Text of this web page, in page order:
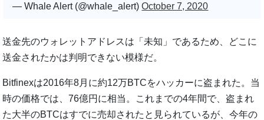
— Whale Alert (@whale_alert)October 7, 2020
送金先のウォレットアドレスは「未知」であるため、どこに
送金されたかは判明できない模様だ。
Bitfinexは2016年8月に約12万BTCをハッカーに盗まれた。当
時の価格では、76億円に相当。これまでの4年間で、盗まれ
た大半のBTCはすでに売却されたと見られているが、今年の